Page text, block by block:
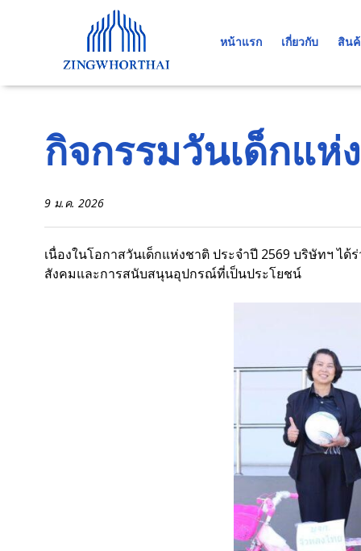
หน้าแรก เกี่ยวกับ สิน
กิจกรรมวันเด็กแห่
9 ม.ค. 2026
เนื่องในโอกาสวันเด็กแห่งชาติ ประจำปี 2569 บริษัทฯ
สังคมและการสนับสนุนอุปกรณ์ที่เป็นประโยชน์